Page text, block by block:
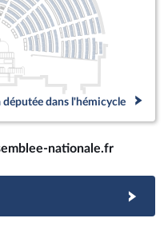
députée dans l'hémicycle
nationale.fr